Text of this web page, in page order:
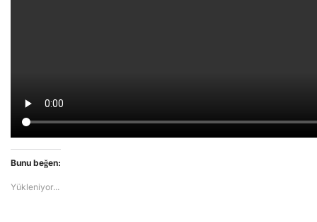
Bunu beğen:
Yükleniyor...